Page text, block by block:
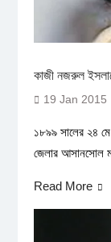
কাজী নজরুল
19 Jan 2015
১৮৯৯ সালের ২৪ মে
জেলার আসানসোল
Read More